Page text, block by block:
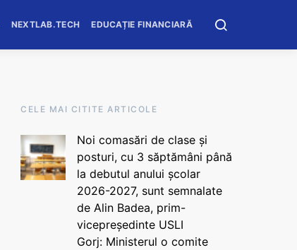
NEXTLAB.TECH EDUCAȚIE FINANCIARĂ
CELE MAI CITITE ARTICOLE
Noi comasări de clase și
posturi, cu 3 săptămâni până
la debutul anului școlar
2026-2027, sunt semnalate
de Alin Badea, prim-
vicepreședinte USLI
Gorj: Ministerul o comite